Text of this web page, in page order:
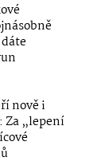
nově i
Za „lepení